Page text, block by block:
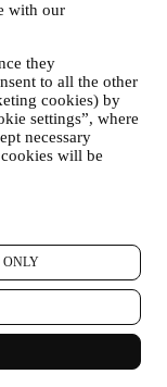
with our
they
to all the other
cookies) by
settings”, where
necessary
will be
ONLY
fraudescreening,
en statistische
administratieve of
Bijvoorbeeld
sturen. We zullen
uw verzoeken te
of andere
is
aan u te
houdend met uw
hebt
Als u de
afrondt, worden er
OF
PRODUCTEN
(bijvoorbeeld